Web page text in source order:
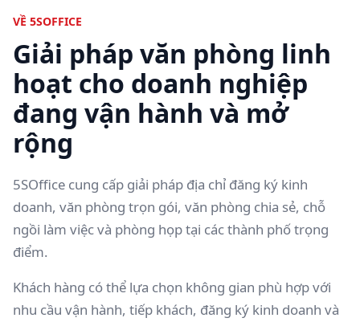
VỀ 5SOFFICE
Giải pháp văn phòng linh
hoạt cho doanh nghiệp
đang vận hành và mở
rộng
5SOffice cung cấp giải pháp địa chỉ đăng ký kinh
doanh, văn phòng trọn gói, văn phòng chia sẻ, chỗ
ngồi làm việc và phòng họp tại các thành phố trọng
điểm.
Khách hàng có thể lựa chọn không gian phù hợp với
nhu cầu vận hành, tiếp khách, đăng ký kinh doanh và